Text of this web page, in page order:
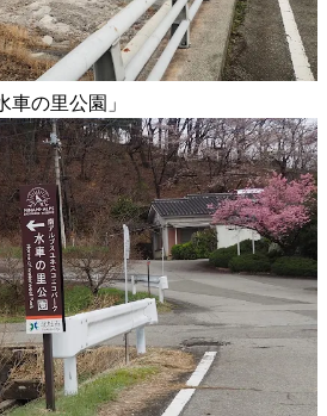
の里公園」